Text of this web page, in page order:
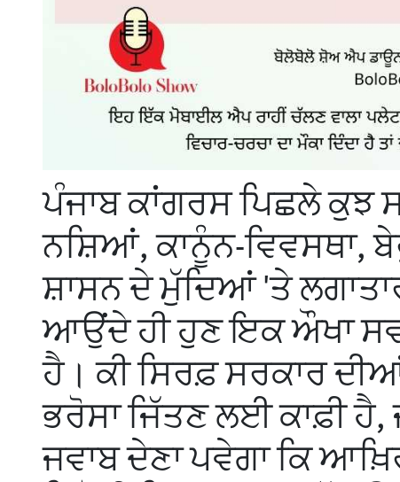
ਪੰਜਾਬ ਕਾਂਗਰਸ ਪਿਛਲੇ ਕੁਝ
ਨਸ਼ਿਆਂ, ਕਾਨੂੰਨ-ਵਿਵਸਥਾ,
ਸ਼ਾਸਨ ਦੇ ਮੁੱਦਿਆਂ 'ਤੇ
ਆਉਂਦੇ ਹੀ ਹੁਣ ਇਕ ਔਖਾ
ਹੈ। ਕੀ ਸਿਰਫ਼ ਸਰਕਾਰ
ਭਰੋਸਾ ਜਿੱਤਣ ਲਈ ਕਾਫ਼ੀ ਹੈ,
ਜਵਾਬ ਦੇਣਾ ਪਵੇਗਾ ਕਿ